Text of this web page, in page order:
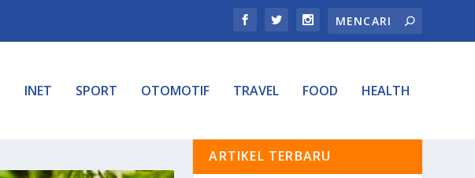
INET SPORT OTOMOTIF TRAVEL FOOD HEALTH
ARTIKEL TERBARU